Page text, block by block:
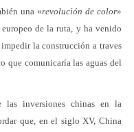
una «revolución de color»
de la ruta, y ha venido
la construcción a traves
que comunicaría las aguas del
las inversiones chinas en la
que, en el siglo XV, China